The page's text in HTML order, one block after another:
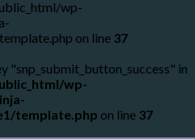
wp-
on line 37
"snp_submit_button_success" in
wp-
template.php on line 37